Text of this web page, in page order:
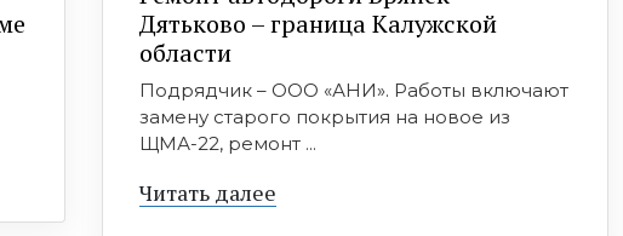
Дятьково – граница Калужской
области
Подрядчик – ООО «АНИ». Работы включают
замену старого покрытия на новое из
ЩМА-22, ремонт ...
Читать далее